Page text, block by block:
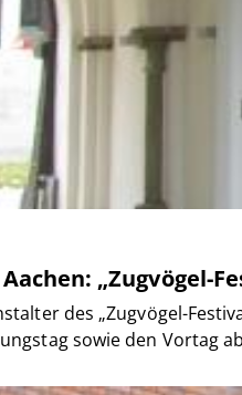
„Zugvögel-
des „Zugvögel-
sowie den Vortag